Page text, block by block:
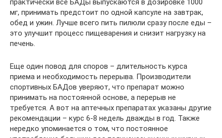
мг, принимать предстоит по одной капсуле на завтрак,
обед и ужин. Лучше всего пить пилюли сразу после еды –
это улучшит процесс пищеварения и снизит нагрузку на
печень.
Еще один повод для споров – длительность курса
приема и необходимость перерыва. Производители
спортивных БАДов уверяют, что препарат можно
принимать на постоянной основе, а перерыв не
требуется. А вот на аптечных препаратах указаны другие
рекомендации – курс 6-8 недель дважды в год. Также
нередко упоминается о том, что постоянное